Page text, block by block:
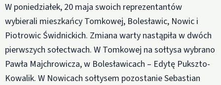
W poniedziałek, 20 maja swoich reprezentantów
wybierali mieszkańcy Tomkowej, Bolesławic, Nowic i
Piotrowic Świdnickich. Zmiana warty nastąpiła w dwóch
pierwszych sołectwach. W Tomkowej na sołtysa wybrano
Pawła Majchrowicza, w Bolesławicach – Edytę Pukszto-
Kowalik. W Nowicach sołtysem pozostanie Sebastian